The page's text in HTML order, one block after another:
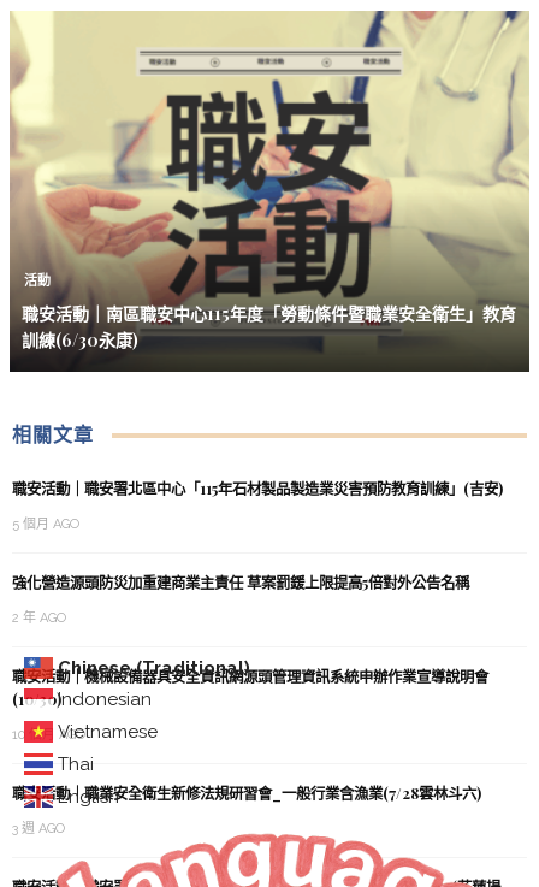
Chinese (Traditional)
Indonesian
Vietnamese
Thai
English
活動
職安活動｜南區職安中心115年度「勞動條件暨職業安全衛生」教育
訓練(6/30永康)
相關文章
職安活動｜職安署北區中心「115年石材製品製造業災害預防教育訓練」(吉安)
5 個月 AGO
強化營造源頭防災加重建商業主責任 草案罰鍰上限提高5倍對外公告名稱
2 年 AGO
職安活動｜機械設備器具安全資訊網源頭管理資訊系統申辦作業宣導說明會
(10/30)
10 個月 AGO
職安活動｜職業安全衛生新修法規研習會_一般行業含漁業(7/28雲林斗六)
3 週 AGO